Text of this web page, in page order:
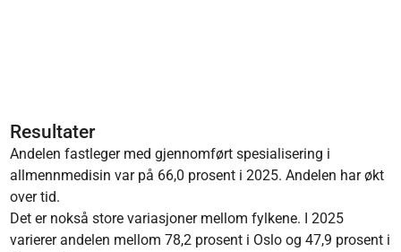
Resultater
Andelen fastleger med gjennomført spesialisering i
allmennmedisin var på 66,0 prosent i 2025. Andelen har økt
over tid.
Det er nokså store variasjoner mellom fylkene. I 2025
varierer andelen mellom 78,2 prosent i Oslo og 47,9 prosent i